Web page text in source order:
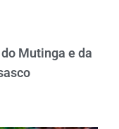
Mutinga e da